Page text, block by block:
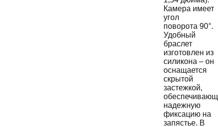
Камера имеет
угол
поворота 90°.
Удобный
браслет
изготовлен из
силикона – он
оснащается
скрытой
застежкой,
надежную
фиксацию на
запястье. В